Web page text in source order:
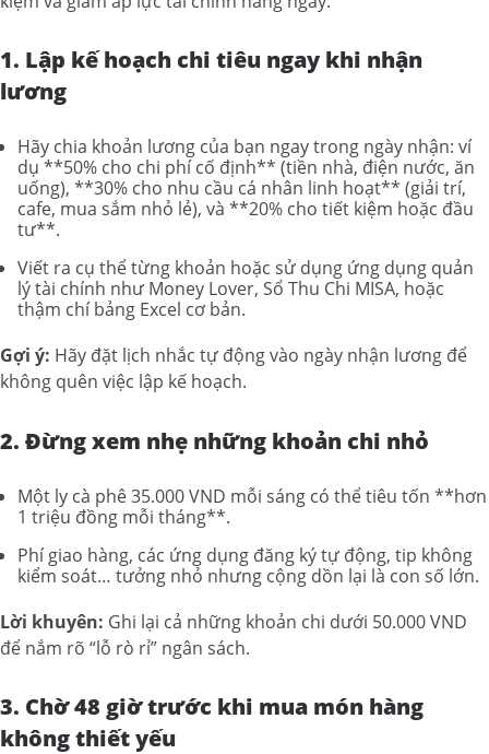
1. Lập kế hoạch chi tiêu ngay khi nhận
lương
Hãy chia khoản lương của bạn ngay trong ngày nhận: ví
dụ **50% cho chi phí cố định** (tiền nhà, điện nước, ăn
uống), **30% cho nhu cầu cá nhân linh hoạt** (giải trí,
cafe, mua sắm nhỏ lẻ), và **20% cho tiết kiệm hoặc đầu
tư**.
Viết ra cụ thể từng khoản hoặc sử dụng ứng dụng quản
lý tài chính như Money Lover, Sổ Thu Chi MISA, hoặc
thậm chí bảng Excel cơ bản.
Gợi ý: Hãy đặt lịch nhắc tự động vào ngày nhận lương để
không quên việc lập kế hoạch.
2. Đừng xem nhẹ những khoản chi nhỏ
Một ly cà phê 35.000 VND mỗi sáng có thể tiêu tốn **hơn
1 triệu đồng mỗi tháng**.
Phí giao hàng, các ứng dụng đăng ký tự động, tip không
kiểm soát… tưởng nhỏ nhưng cộng dồn lại là con số lớn.
Lời khuyên: Ghi lại cả những khoản chi dưới 50.000 VND
để nắm rõ “lỗ rò rỉ” ngân sách.
3. Chờ 48 giờ trước khi mua món hàng
không thiết yếu